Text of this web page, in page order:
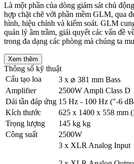
Là một phần của dòng giám sát chủ
hợp chặt chẽ với phần mềm GLM, qua
hình, hiệu chỉnh và kiểm soát. GLM
quản lý âm trầm, giải quyết các vấn đề
trong đa dạng các phòng mà chúng ta
Xem thêm
Thông số kỹ thuật
Cấu tạo loa
3 x ⌀ 381 mm Bass
Amplifier
2500W Ampli Class D
Dải tần đáp ứng 15 Hz - 100 Hz ("-6
Kích thước
625 x 1400 x 558 mm
Trọng lượng
145 kg kg
Công suất
2500W
3 x XLR Analog Input